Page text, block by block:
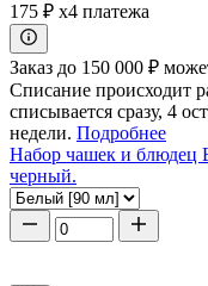
175 ₽ x4 платежа
Заказ до 150 000 ₽
Списание происходит
списывается сразу, 4
недели. Подробнее
Набор чашек и блюдец
черный.